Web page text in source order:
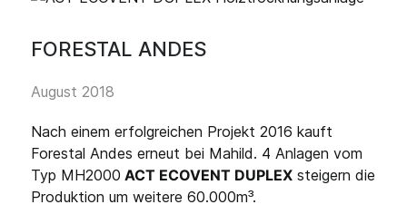
FORESTAL ANDES
August 2018
Nach einem erfolgreichen Projekt 2016 kauft
Forestal Andes erneut bei Mahild. 4 Anlagen vom
Typ MH2000 ACT ECOVENT DUPLEX steigern die
Produktion um weitere 60.000m³.